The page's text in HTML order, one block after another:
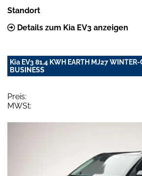
Standort
Details zum Kia EV3 anzeigen
Kia EV3 81.4 KWH EARTH MJ27
BUSINESS
Preis:
MWSt: